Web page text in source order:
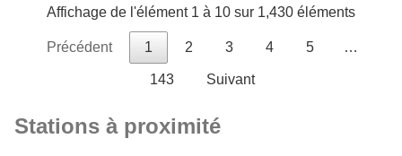
Affichage de l'élément 1 à 10 sur 1,430 éléments
Précédent 1 2 3 4 5 …
143 Suivant
Stations à proximité